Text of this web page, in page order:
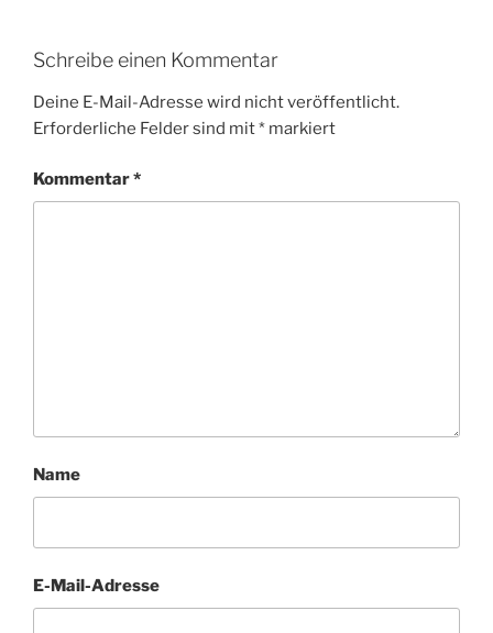
Schreibe einen Kommentar
Deine E-Mail-Adresse wird nicht veröffentlicht.
Erforderliche Felder sind mit* markiert
Kommentar*
Name
E-Mail-Adresse